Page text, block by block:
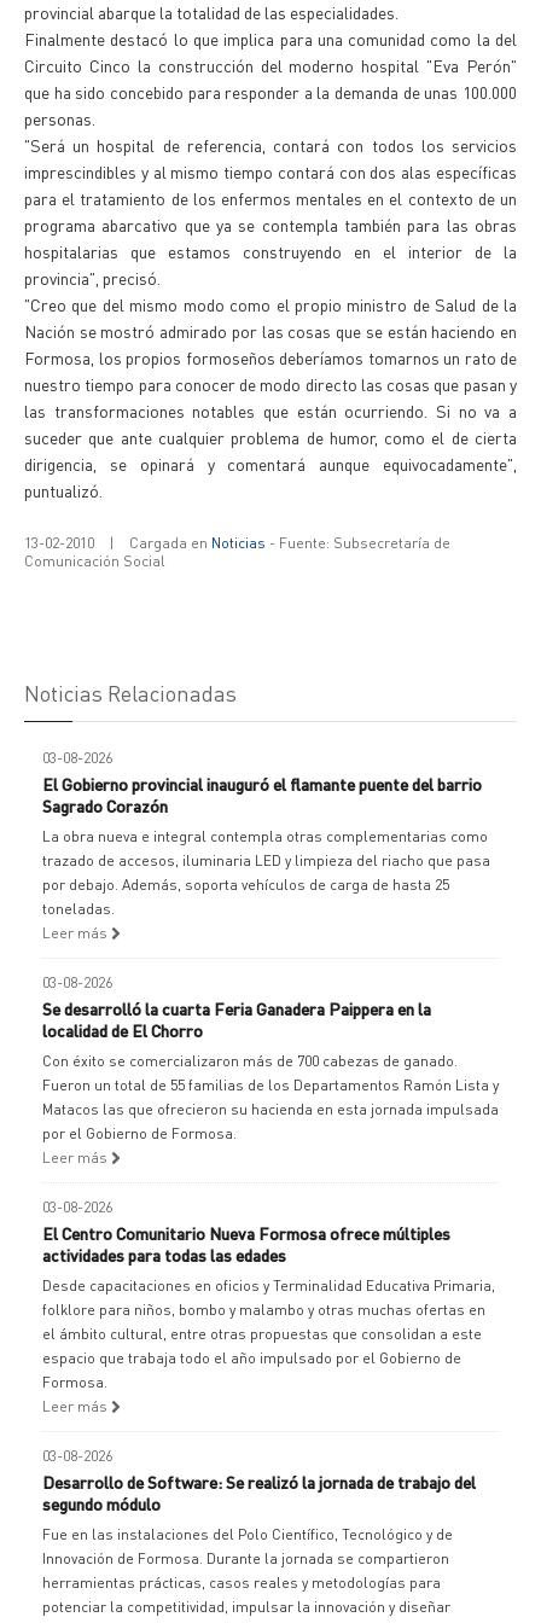
provincial abarque la totalidad de las especialidades.
Finalmente destacó lo que implica para una comunidad como la del
Circuito Cinco la construcción del moderno hospital "Eva Perón"
que ha sido concebido para responder a la demanda de unas 100.000
personas.
"Será un hospital de referencia, contará con todos los servicios
imprescindibles y al mismo tiempo contará con dos alas específicas
para el tratamiento de los enfermos mentales en el contexto de un
programa abarcativo que ya se contempla también para las obras
hospitalarias que estamos construyendo en el interior de la
provincia", precisó.
"Creo que del mismo modo como el propio ministro de Salud de la
Nación se mostró admirado por las cosas que se están haciendo en
Formosa, los propios formoseños deberíamos tomarnos un rato de
nuestro tiempo para conocer de modo directo las cosas que pasan y
las transformaciones notables que están ocurriendo. Si no va a
suceder que ante cualquier problema de humor, como el de cierta
dirigencia, se opinará y comentará aunque equivocadamente",
puntualizó.
13-02-2010 | Cargada en Noticias - Fuente: Subsecretaría de
Comunicación Social
Noticias Relacionadas
03-08-2026
El Gobierno provincial inauguró el flamante puente del barrio
Sagrado Corazón
La obra nueva e integral contempla otras complementarias como
trazado de accesos, iluminaria LED y limpieza del riacho que pasa
por debajo. Además, soporta vehículos de carga de hasta 25
toneladas.
Leer más
03-08-2026
Se desarrolló la cuarta Feria Ganadera Paippera en la
localidad de El Chorro
Con éxito se comercializaron más de 700 cabezas de ganado.
Fueron un total de 55 familias de los Departamentos Ramón Lista y
Matacos las que ofrecieron su hacienda en esta jornada impulsada
por el Gobierno de Formosa.
Leer más
03-08-2026
El Centro Comunitario Nueva Formosa ofrece múltiples
actividades para todas las edades
Desde capacitaciones en oficios y Terminalidad Educativa Primaria,
folklore para niños, bombo y malambo y otras muchas ofertas en
el ámbito cultural, entre otras propuestas que consolidan a este
espacio que trabaja todo el año impulsado por el Gobierno de
Formosa.
Leer más
03-08-2026
Desarrollo de Software: Se realizó la jornada de trabajo del
segundo módulo
Fue en las instalaciones del Polo Científico, Tecnológico y de
Innovación de Formosa. Durante la jornada se compartieron
herramientas prácticas, casos reales y metodologías para
potenciar la competitividad, impulsar la innovación y diseñar